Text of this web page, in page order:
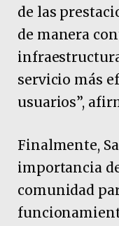
de las
de manera
servicio más
usuarios”,
Finalmente,
importancia
comunidad